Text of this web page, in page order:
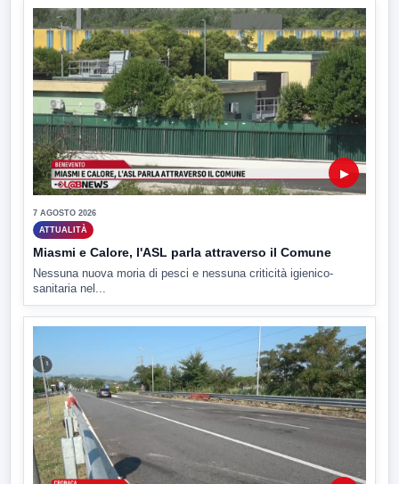
▶
7 AGOSTO 2026
ATTUALITÀ
Miasmi e Calore, l'ASL parla attraverso il Comune
Nessuna nuova moria di pesci e nessuna criticità igienico-
sanitaria nel...